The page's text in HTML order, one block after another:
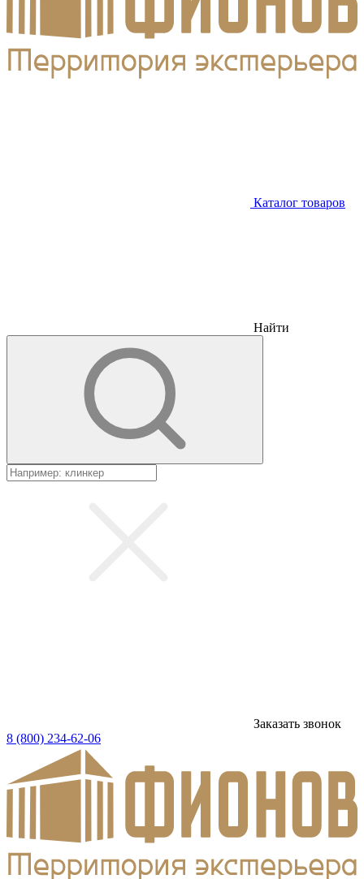
Каталог товаров
Найти
Заказать звонок
8 (800) 234-62-06